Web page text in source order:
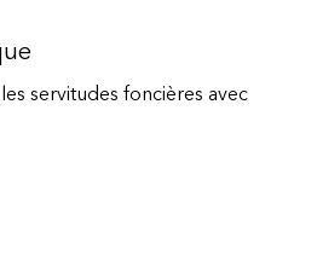
Pro
servitudes foncières avec